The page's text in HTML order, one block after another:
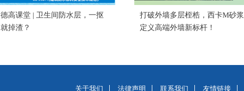
德高课堂 | 卫生间防水层，一抠
就掉渣？
打破外墙多层桎梏，西卡M砂浆
定义高端外墙新标杆！
关于我们 法律声明 联系我们 友情链接